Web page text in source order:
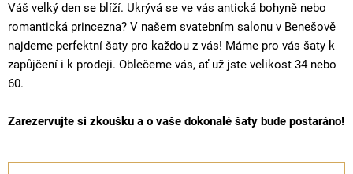
Váš velký den se blíží. Ukrývá se ve vás antická bohyně nebo
romantická princezna? V našem svatebním salonu v Benešově
najdeme perfektní šaty pro každou z vás! Máme pro vás šaty k
zapůjčení i k prodeji. Oblečeme vás, ať už jste velikost 34 nebo
60.
Zarezervujte si zkoušku a o vaše dokonalé šaty bude postaráno!